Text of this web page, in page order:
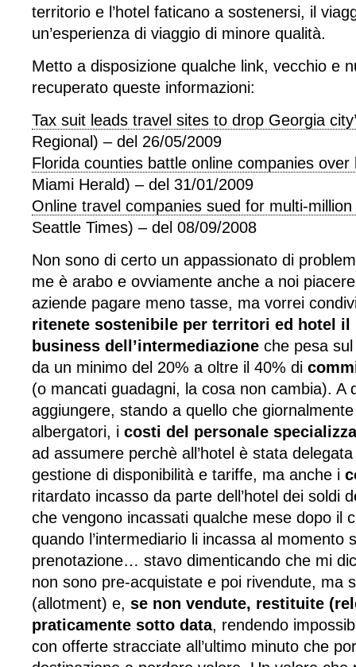
territorio e l’hotel faticano a sostenersi, il
un’esperienza di viaggio di minore qualità.
Metto a disposizione qualche link, vecchio e
recuperato queste informazioni:
Tax suit leads travel sites to drop Georgia
Regional) – del 26/05/2009
Florida counties battle online companies over
Miami Herald) – del 31/01/2009
Online travel companies sued for multi-
Seattle Times) – del 08/09/2008
Non sono di certo un appassionato di
me è arabo e ovviamente anche a noi
aziende pagare meno tasse, ma vorrei
ritenete sostenibile per territori ed hotel il
business dell’intermediazione che pesa
da un minimo del 20% a oltre il 40% di
(o mancati guadagni, la cosa non cambia). A
aggiungere, stando a quello che
albergatori, i costi del personale
ad assumere perchè all’hotel è stata
gestione di disponibilità e tariffe, ma anche i
ritardato incasso da parte dell’hotel dei soldi
che vengono incassati qualche mese dopo il
quando l’intermediario li incassa al momento
prenotazione… stavo dimenticando che mi
non sono pre-acquistate e poi rivendute, ma
(allotment) e, se non vendute, restituite
praticamente sotto data, rendendo
con offerte stracciate all’ultimo minuto che